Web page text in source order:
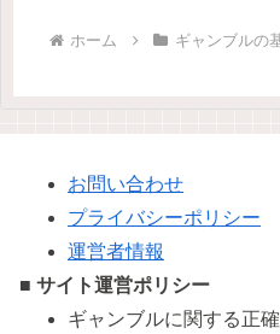
ホーム ギャンブルの
お問い合わせ
プライバシーポリシー
運営者情報
■ サイト運営ポリシー
ギャンブルに関する正